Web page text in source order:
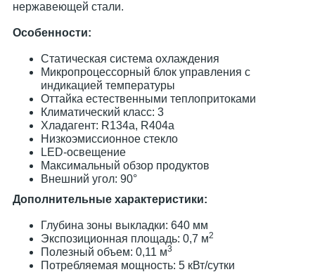
нержавеющей стали.
Особенности:
Статическая система охлаждения
Микропроцессорный блок управления с
индикацией температуры
Оттайка естественными теплопритоками
Климатический класс: 3
Хладагент: R134a, R404a
Низкоэмиссионное стекло
LED-освещение
Максимальный обзор продуктов
Внешний угол: 90°
Дополнительные характеристики:
Глубина зоны выкладки: 640 мм
Экспозиционная площадь: 0,7 м2
Полезный объем: 0,11 м3
Потребляемая мощность: 5 кВт/сутки